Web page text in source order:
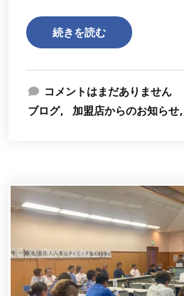
続きを読む
コメントはまだありません
ブログ
加盟店からのお知らせ